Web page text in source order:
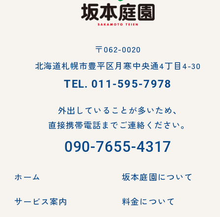
〒062-0020
北海道札幌市豊平区月寒中央通4丁目4-30
TEL. 011-595-7978
外出していることが多いため、
直接携帯電話までご連絡ください。
090-7655-4317
ホーム
坂本庭園について
サービス案内
料金について